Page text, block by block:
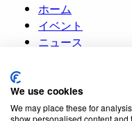
ホーム
イベント
ニュース
データベース
ご案内
We use cookies
We may place these for
show personalised content